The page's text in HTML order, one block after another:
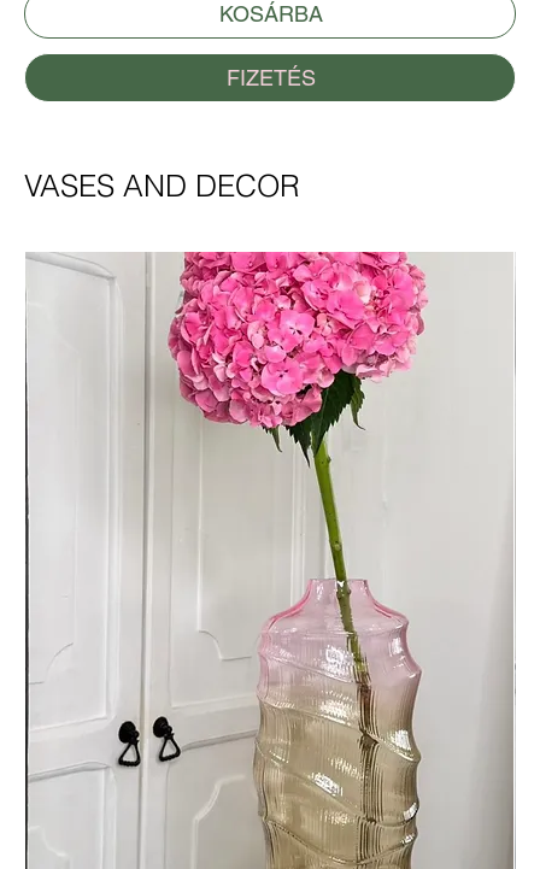
KOSÁRBA
FIZETÉS
VASES AND DECOR